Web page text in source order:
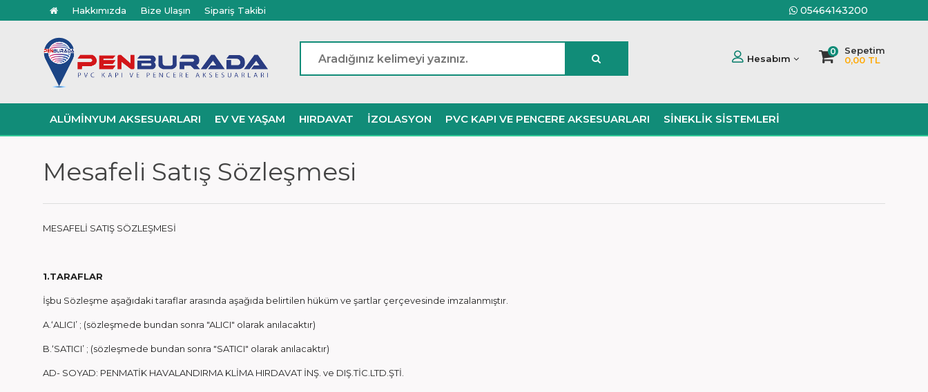
Hakkımızda Bize Ulaşın Sipariş Takibi 05464143200
Sepetim
0
0,00 TL
Hesabım
ALÜMINYUM AKSESUARLARI EV VE YAŞAM HIRDAVAT İZOLASYON PVC KAPI VE PENCERE AKSESUARLARI SINEKLIK SISTEMLERI
Mesafeli Satış Sözleşmesi
MESAFELİ SATIŞ SÖZLEŞMESİ
1.TARAFLAR
İşbu Sözleşme aşağıdaki taraflar arasında aşağıda belirtilen hüküm ve şartlar çerçevesinde imzalanmıştır.
A.‘ALICI’ ; (sözleşmede bundan sonra "ALICI" olarak anılacaktır)
B.‘SATICI’ ; (sözleşmede bundan sonra "SATICI" olarak anılacaktır)
AD- SOYAD: PENMATİK HAVALANDIRMA KLİMA HIRDAVAT İNŞ. ve DIŞ.TİC.LTD.ŞTİ.